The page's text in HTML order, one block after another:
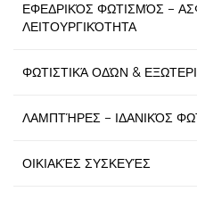
ΕΦΕΔΡΙΚΌΣ ΦΩΤΙΣΜΌΣ –
ΛΕΙΤΟΥΡΓΙΚΌΤΗΤΑ
ΦΩΤΙΣΤΙΚΆ ΟΔΏΝ &
ΛΑΜΠΤΉΡΕΣ – ΙΔΑΝΙΚΌΣ
ΟΙΚΙΑΚΈΣ ΣΥΣΚΕΥΈΣ